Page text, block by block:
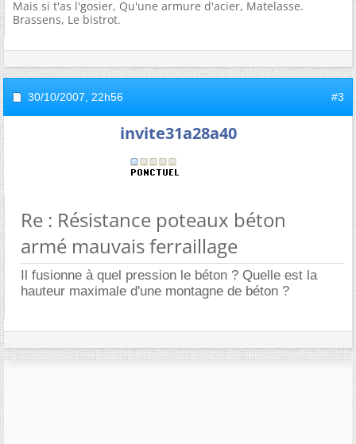
Mais si t'as l'gosier, Qu'une armure d'acier, Matelasse.
Brassens, Le bistrot.
30/10/2007, 22h56 #3
invite31a28a40
Re : Résistance poteaux béton
armé mauvais ferraillage
Il fusionne à quel pression le béton ? Quelle est la
hauteur maximale d'une montagne de béton ?